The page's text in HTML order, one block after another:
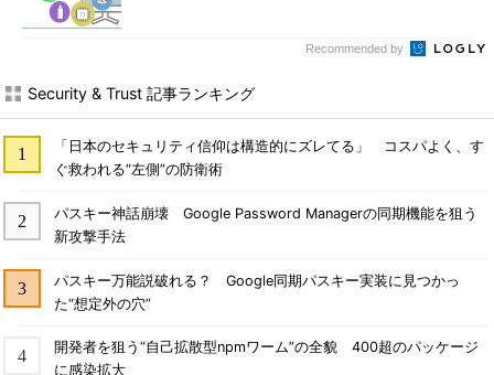
Recommended by
Security & Trust 記事ランキング
「日本のセキュリティ信仰は構造的にズレてる」 コスパよく、す
ぐ救われる“左側”の防衛術
パスキー神話崩壊 Google Password Managerの同期機能を狙う
新攻撃手法
パスキー万能説破れる？ Google同期パスキー実装に見つかっ
た“想定外の穴”
開発者を狙う“自己拡散型npmワーム”の全貌 400超のパッケージ
に感染拡大